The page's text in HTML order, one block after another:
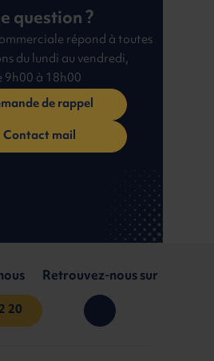
question ?
répond à toutes
du lundi au vendredi,
9h00 à 18h00
de rappel
Contact mail
20
Retrouvez-nous sur